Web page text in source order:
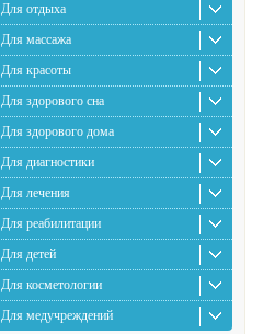
Для отдыха
Для массажа
Для красоты
Для здорового сна
Для здорового дома
Для диагностики
Для лечения
Для реабилитации
Для детей
Для косметологии
Для медучреждений